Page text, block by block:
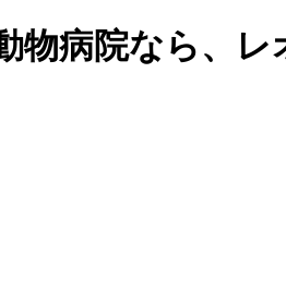
物病院なら、レ